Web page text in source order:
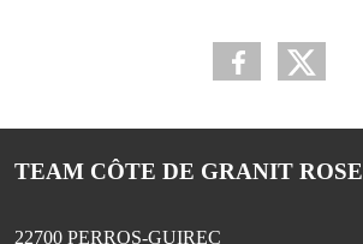
TEAM CÔTE DE GRANIT ROSE
22700 PERROS-GUIREC